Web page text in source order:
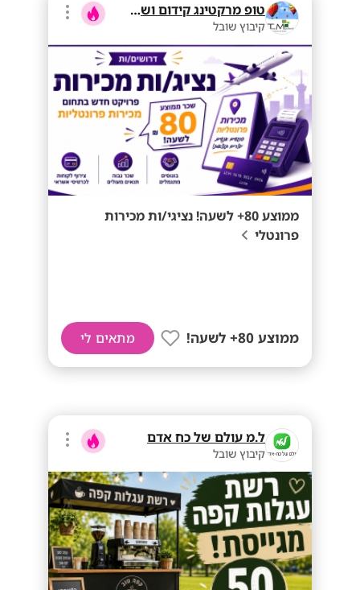
טופ מרקטינג קידום ושיווק בע"מ
קיבוץ שובל
ממוצע 80+ לשעה! נציגי/ות מכירות
פרונטלי
ממוצע 80+ לשעה! מתאים לי
ל.מ עולם של כח אדם
קיבוץ שובל